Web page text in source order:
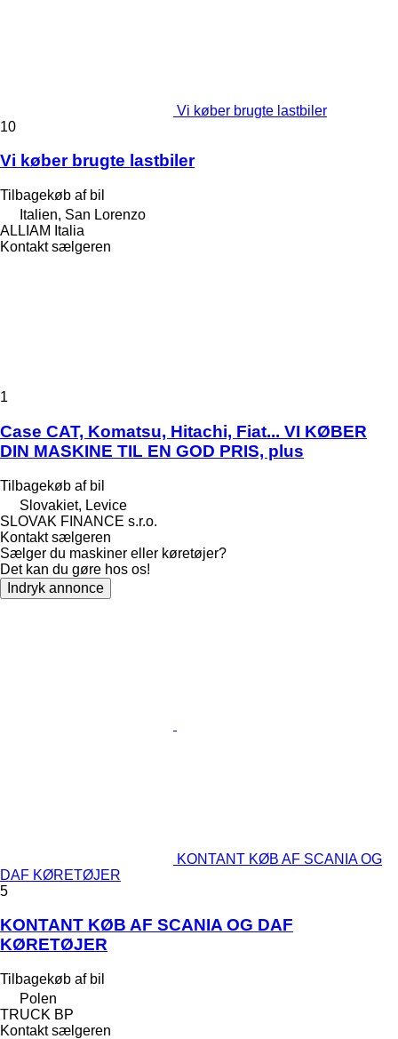
Vi køber brugte lastbiler
10
Vi køber brugte lastbiler
Tilbagekøb af bil
Italien, San Lorenzo
ALLIAM Italia
Kontakt sælgeren
1
Case CAT, Komatsu, Hitachi, Fiat... VI KØBER
DIN MASKINE TIL EN GOD PRIS, plus
Tilbagekøb af bil
Slovakiet, Levice
SLOVAK FINANCE s.r.o.
Kontakt sælgeren
Sælger du maskiner eller køretøjer?
Det kan du gøre hos os!
Indryk annonce
KONTANT KØB AF SCANIA OG
DAF KØRETØJER
5
KONTANT KØB AF SCANIA OG DAF
KØRETØJER
Tilbagekøb af bil
Polen
TRUCK BP
Kontakt sælgeren